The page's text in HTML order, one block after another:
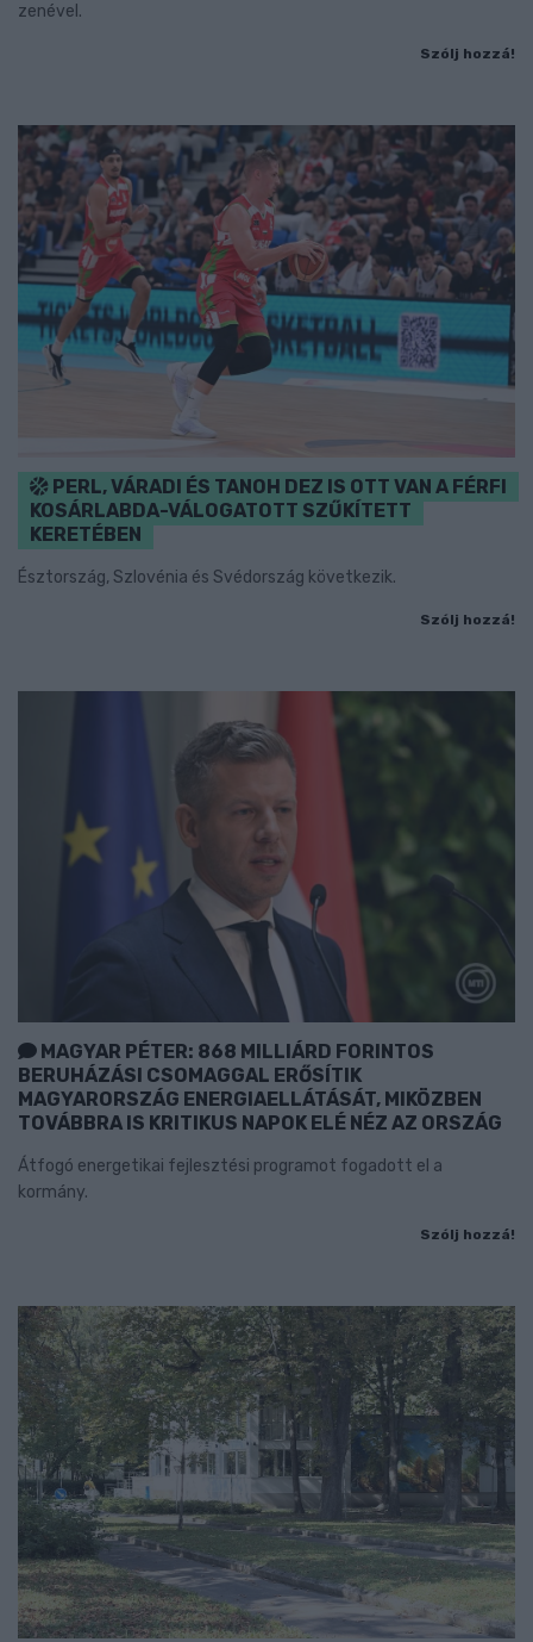
zenével.
Szólj hozzá!
PERL, VÁRADI ÉS TANOH DEZ IS OTT VAN A FÉRFI
KOSÁRLABDA-VÁLOGATOTT SZŰKÍTETT
KERETÉBEN
Észtország, Szlovénia és Svédország következik.
Szólj hozzá!
MAGYAR PÉTER: 868 MILLIÁRD FORINTOS
BERUHÁZÁSI CSOMAGGAL ERŐSÍTIK
MAGYARORSZÁG ENERGIAELLÁTÁSÁT, MIKÖZBEN
TOVÁBBRA IS KRITIKUS NAPOK ELÉ NÉZ AZ ORSZÁG
Átfogó energetikai fejlesztési programot fogadott el a
kormány.
Szólj hozzá!